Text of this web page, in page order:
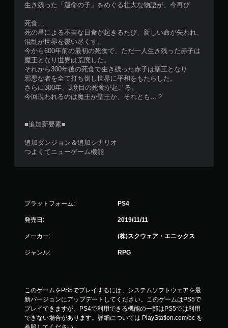
生き残った「運命の子」をめぐる壮大な物語が、今再び
死食…
死の星による不吉な日食が起きるたび、新しい命が失われ、
混乱が世界を覆い尽くす。
今から600年前の最初の死食で、ただ一人生き残った赤子は
魔王となり世界は荒廃した。
それから300年後の死食で生き残った赤子は聖王となり
邪悪な者を全て打ち倒し世界に平和をもたらした。
さらに300年、3度目の死食が起こる。
今回現われるのは魔王か聖王か、それとも…？
■追加新要素■
追加ダンジョン＆追加シナリオ
つよくてニューゲーム機能
プラットフォーム: PS4
発売日: 2019/11/11
メーカー: (株)スクウェア・エニックス
ジャンル: RPG
このゲームをPS5でプレイするには、システムソフトウェアを最
新バージョンにアップデートしてください。このゲームはPS5で
プレイできますが、PS4で利用できる機能の一部はPS5では利用
できない場合があります。詳細については PlayStation.com/bc を